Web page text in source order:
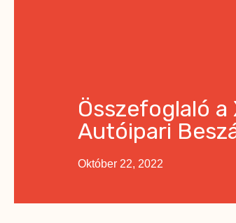
Összefoglaló a
Autóipari
Október 22, 2022